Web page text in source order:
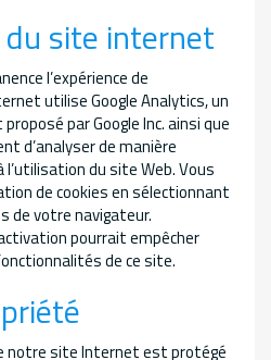
site internet
l’expérience de
utilise Google Analytics, un
par Google Inc. ainsi que
d’analyser de manière
du site Web. Vous
de cookies en sélectionnant
de votre navigateur.
pourrait empêcher
de ce site.
notre site Internet est protégé